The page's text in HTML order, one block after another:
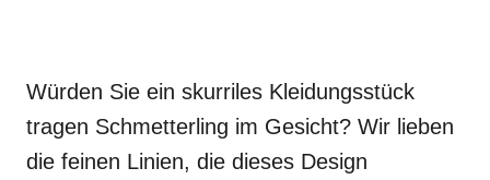
Würden Sie ein skurriles Kleidungsstück
tragen Schmetterling im Gesicht? Wir lieben
die feinen Linien, die dieses Design